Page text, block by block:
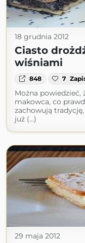
18 grudnia 2012
Ciasto
wiśniami
848 7
Można
makowca, co
zachowują
już (...)
29 maja 2012